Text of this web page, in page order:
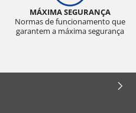
MÁXIMA SEGURANÇA
Normas de funcionamento que
garantem a máxima segurança